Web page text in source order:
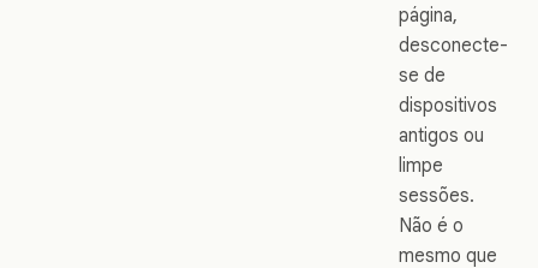
página,
desconecte-
se de
dispositivos
antigos ou
limpe
sessões.
Não é o
mesmo que